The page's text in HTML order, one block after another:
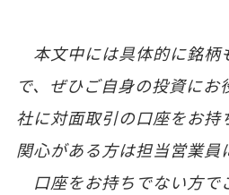
本文中には具体的に銘柄
で、ぜひご自身の投資にお
社に対面取引の口座をお持
関心がある方は担当営業員
口座をお持ちでない方